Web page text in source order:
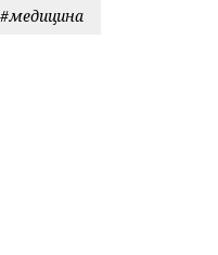
#медицина